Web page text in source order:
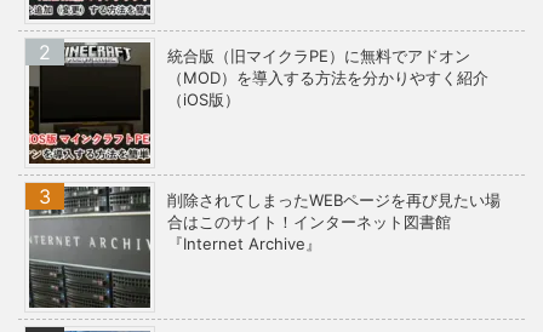
統合版（旧マイクラPE）に無料でアドオン
（MOD）を導入する方法を分かりやすく紹介
（iOS版）
削除されてしまったWEBページを再び見たい場
合はこのサイト！インターネット図書館
『Internet Archive』